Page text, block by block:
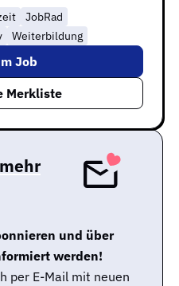
JobRad
Weiterbildung
Merkliste
Job
und über
werden!
per E-Mail mit neuen